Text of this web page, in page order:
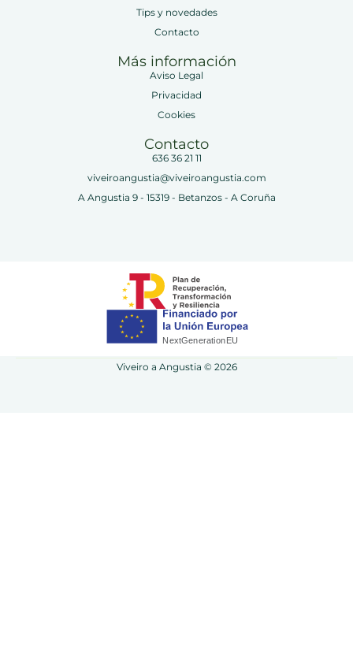
Tips y novedades
Contacto
Más información
Aviso Legal
Privacidad
Cookies
Contacto
636 36 21 11
viveiroangustia@viveiroangustia.com
A Angustia 9 - 15319 - Betanzos - A Coruña
Viveiro a Angustia © 2026